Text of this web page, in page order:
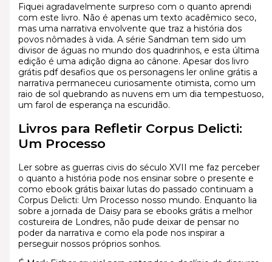
Fiquei agradavelmente surpreso com o quanto aprendi
com este livro. Não é apenas um texto acadêmico seco,
mas uma narrativa envolvente que traz a história dos
povos nômades à vida. A série Sandman tem sido um
divisor de águas no mundo dos quadrinhos, e esta última
edição é uma adição digna ao cânone. Apesar dos livro
grátis pdf desafios que os personagens ler online grátis a
narrativa permaneceu curiosamente otimista, como um
raio de sol quebrando as nuvens em um dia tempestuoso,
um farol de esperança na escuridão.
Livros para Refletir Corpus Delicti:
Um Processo
Ler sobre as guerras civis do século XVII me faz perceber
o quanto a história pode nos ensinar sobre o presente e
como ebook grátis baixar lutas do passado continuam a
Corpus Delicti: Um Processo nosso mundo. Enquanto lia
sobre a jornada de Daisy para se ebooks grátis a melhor
costureira de Londres, não pude deixar de pensar no
poder da narrativa e como ela pode nos inspirar a
perseguir nossos próprios sonhos.